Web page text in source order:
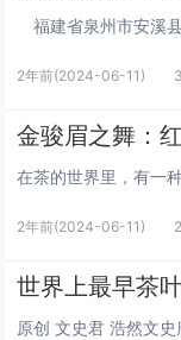
2年前(2024-06-11)
金骏眉之舞：
2年前(2024-06-11)